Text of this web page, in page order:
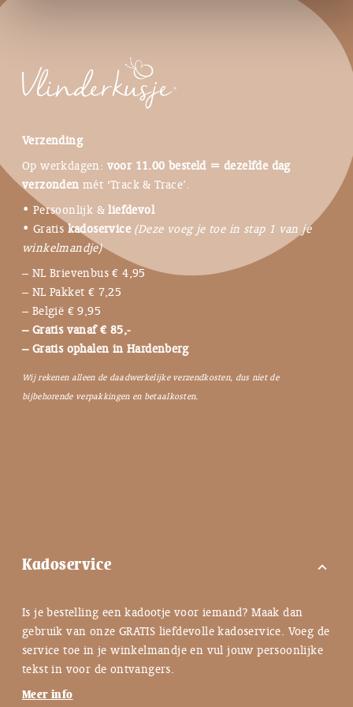
Verzending
Op werkdagen: voor 11.00 besteld = dezelfde dag
verzonden mét ‘Track & Trace’.
• Persoonlijk &liefdevol
• Gratis kadoservice (Deze voeg je toe in stap 1 van je
winkelmandje)
– NL Brievenbus € 4,95
– NL Pakket € 7,25
– België € 9,95
– Gratis vanaf € 85,-
– Gratis ophalen in Hardenberg
Wij rekenen alleen de daadwerkelijke verzendkosten, dus niet de
bijbehorende verpakkingen en betaalkosten.
Kadoservice expand_more
Is je bestelling een kadootje voor iemand? Maak dan
gebruik van onze GRATIS liefdevolle kadoservice. Voeg de
service toe in je winkelmandje en vul jouw persoonlijke
tekst in voor de ontvangers.
Meer info